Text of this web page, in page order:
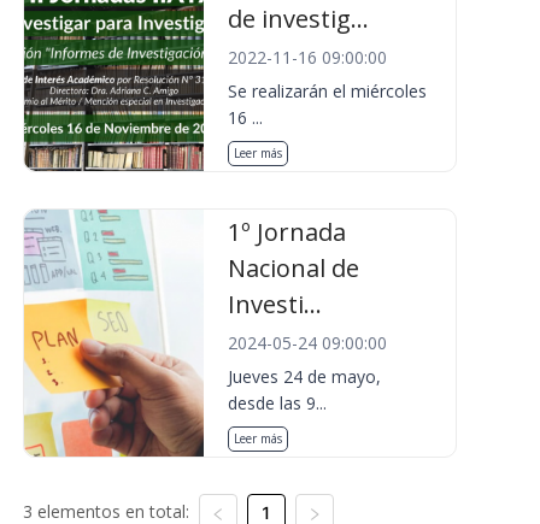
de investig...
2022-11-16 09:00:00
Se realizarán el miércoles
16 ...
Leer más
1º Jornada
Nacional de
Investi...
2024-05-24 09:00:00
Jueves 24 de mayo,
desde las 9...
Leer más
3 elementos en total: 1